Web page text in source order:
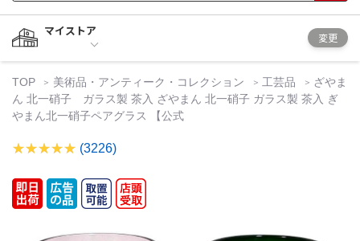
マイストア
変更
TOP 美術品・アンティーク・コレクション 工芸品
ざやま
ん 北一硝子 ガラス製 茶入 ざやまん 北一硝子 ガラス製 茶入 ぎ
やまん北一硝子ペアグラス 【公式
(3226)